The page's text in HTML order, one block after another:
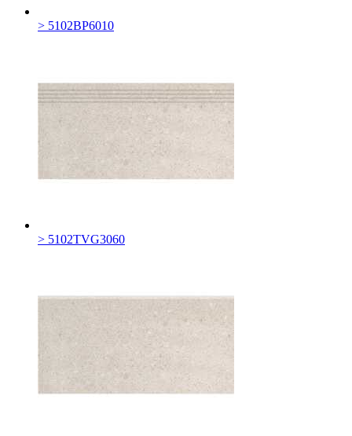
> 5102BP6010
> 5102TVG3060